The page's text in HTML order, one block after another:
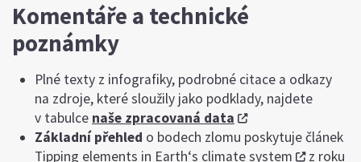
Komentáře a technické
poznámky
Plné texty z infografiky, podrobné citace a odkazy
na zdroje, které sloužily jako podklady, najdete
v tabulce naše zpracovaná data
Základní přehled o bodech zlomu poskytuje článek
Tipping elements in Earth‘s climate system
z roku